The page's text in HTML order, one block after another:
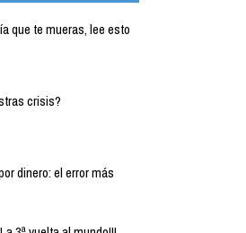
que te mueras, lee esto
crisis?
dinero: el error más